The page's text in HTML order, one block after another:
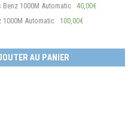
1000M Automatic
40,00€
Automatic
100,00€
AU PANIER